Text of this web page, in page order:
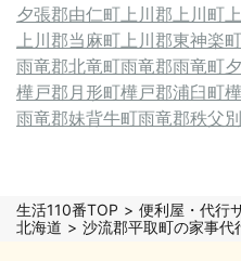
夕張郡由仁町 上川郡上川町
上川郡当麻町 上川郡東神楽町
雨竜郡北竜町雨竜郡雨竜町
樺戸郡月形町樺戸郡浦臼町
雨竜郡妹背牛町雨竜郡秩父
生活110番TOP 便利屋・代行
北海道
沙流郡平取町の家事代